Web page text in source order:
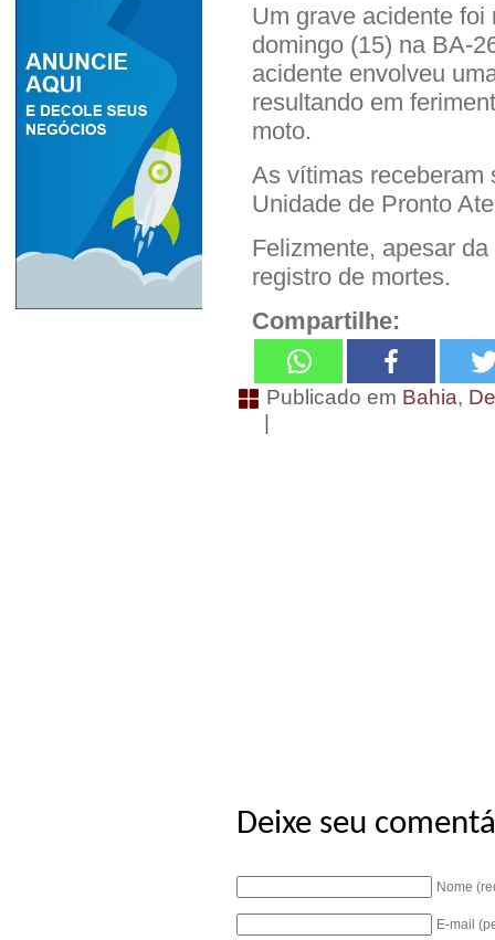
Um grave acidente
domingo (15) na BA-
acidente envolveu
resultando em
moto.
As vítimas receberam
Unidade de Pronto
Felizmente, apesar
registro de mortes.
Compartilhe:
Publicado em Bahia,
|
Deixe seu
Nome
E-mail